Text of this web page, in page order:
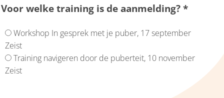
Voor welke training is de aanmelding?*
Workshop In gesprek met je puber, 17 september
Zeist
Training navigeren door de puberteit, 10 november
Zeist